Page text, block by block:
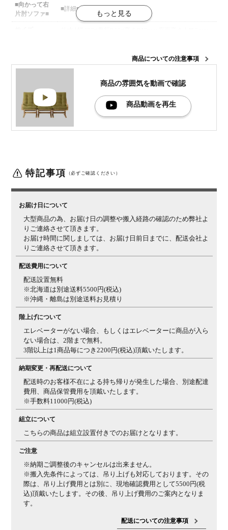
■向かって右
片肘ソファ■
■詳細■
ルドウレタン)、ダイメトロール
梱包数 1箱
梱包サイズ 幅640×奥行880×高さ960mm
梱包重量 10kg
ソファ■
外寸 / 幅580×奥行860×高さ940mm座面高さ / 450mm
材質 木部 / オーク杢
ルドウレタン)、ダイメトロール
生産国 日本
梱包数 1箱
梱包サイズ 幅600×奥行880×高さ960mm
梱包重量 9kg
備考 椅子同士を固定する連結ベルト付き
■向かって左
片肘ソファ■
サイズ 外寸 / 幅620×奥行860×高さ940mm
ルドウレタン)、ダイメトロール
生産国 日本
梱包数
梱包サイズ
梱包重量 10kg
商品についての注意事項
商品の雰囲気を動画で確認
商品動画を再生
特記事項 （必ずご確認ください）
お届け日について
大型商品の為、お届け日の調整や搬入経路の確認のため弊社よ
りご連絡させて頂きます。
お届け時間に関しましては、お届け日前日までに、配送会社よ
りご連絡させて頂きます。
配送費用について
配送設置無料
※北海道は別途送料5500円(税込)
※沖縄・離島は別途送料お見積り
階上げについて
エレベーターがない場合、もしくはエレベーターに商品が入ら
ない場合は、2階まで無料。
3階以上は1商品毎につき2200円(税込)頂戴いたします。
納期変更・再配送について
配送時のお客様不在による持ち帰りが発生した場合、別途配達
費用、商品保管費用を頂戴いたします。
※手数料11000円(税込)
組立について
こちらの商品は組立設置付きでのお届けとなります。
ご注意
※納期ご調整後のキャンセルは出来ません。
※搬入先条件によっては、吊り上げも対応しております。その
際は、吊り上げ費用とは別に、現地確認費用として5500円(税
込)頂戴いたします。その後、吊り上げ費用のご案内となりま
す。
配送についての注意事項